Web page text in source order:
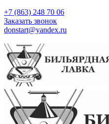
+7 (863) 248 70 06
Заказать звонок
donstart@yandex.ru